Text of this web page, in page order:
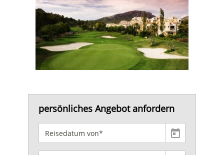
persönliches Angebot anfordern